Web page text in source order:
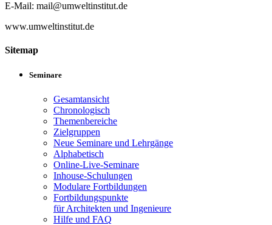
E-Mail: mail@umweltinstitut.de
www.umweltinstitut.de
Sitemap
Seminare
Gesamtansicht
Chronologisch
Themenbereiche
Zielgruppen
Neue Seminare und Lehrgänge
Alphabetisch
Online-Live-Seminare
Inhouse-Schulungen
Modulare Fortbildungen
Fortbildungspunkte
für Architekten und Ingenieure
Hilfe und FAQ